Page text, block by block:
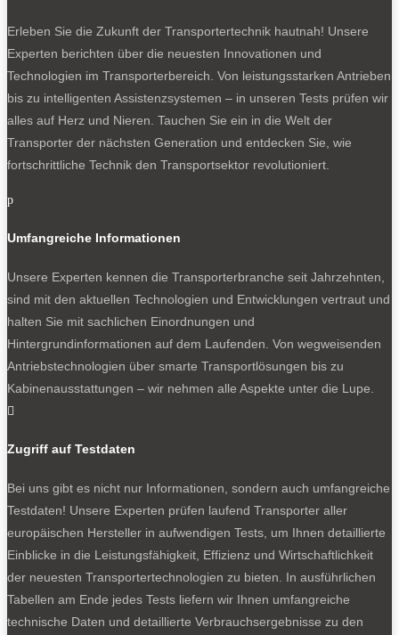
Erleben Sie die Zukunft der Transportertechnik hautnah! Unsere
Experten berichten über die neuesten Innovationen und
Technologien im Transporterbereich. Von leistungsstarken Antrieben
bis zu intelligenten Assistenzsystemen – in unseren Tests prüfen wir
alles auf Herz und Nieren. Tauchen Sie ein in die Welt der
Transporter der nächsten Generation und entdecken Sie, wie
fortschrittliche Technik den Transportsektor revolutioniert.
p
Umfangreiche Informationen
Unsere Experten kennen die Transporterbranche seit Jahrzehnten,
sind mit den aktuellen Technologien und Entwicklungen vertraut und
halten Sie mit sachlichen Einordnungen und
Hintergrundinformationen auf dem Laufenden. Von wegweisenden
Antriebstechnologien über smarte Transportlösungen bis zu
Kabinenausstattungen – wir nehmen alle Aspekte unter die Lupe.

Zugriff auf Testdaten
Bei uns gibt es nicht nur Informationen, sondern auch umfangreiche
Testdaten! Unsere Experten prüfen laufend Transporter aller
europäischen Hersteller in aufwendigen Tests, um Ihnen detaillierte
Einblicke in die Leistungsfähigkeit, Effizienz und Wirtschaftlichkeit
der neuesten Transportertechnologien zu bieten. In ausführlichen
Tabellen am Ende jedes Tests liefern wir Ihnen umfangreiche
technische Daten und detaillierte Verbrauchsergebnisse zu den